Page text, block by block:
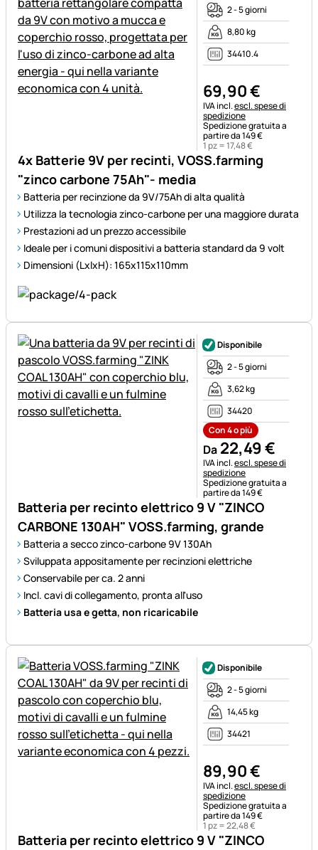
4x Batterie 9V per recinti, VOSS.farming
"zinco carbone 75Ah"- media
Batteria per recinzione da 9V/75Ah di alta qualità
Utilizza la tecnologia zinco-carbone per una maggiore durata
Prestazioni ad un prezzo accessibile
Ideale per i comuni dispositivi a batteria standard da 9 volt
Dimensioni (LxlxH): 165x115x110mm
2 - 5 giorni
8,80 kg
34410.4
69,90€
Informazioni fiscali:
IVA incl.escl. spese di
spedizione
Spedizione gratuita a
partire da 149 €
1 pz =17,48€
Batteria per recinto elettrico 9 V "ZINCO
CARBONE 130AH" VOSS.farming, grande
Batteria a secco zinco-carbone 9V 130Ah
Sviluppata appositamente per recinzioni elettriche
Conservabile per ca. 2 anni
Incl. cavi di collegamento, pronta all'uso
Batteria usa e getta, non ricaricabile
Disponibile
2 - 5 giorni
3,62 kg
34420
Con 4 o più
Da 22,49€
Informazioni fiscali:
IVA incl.escl. spese di
spedizione
Spedizione gratuita a
partire da 149 €
Batteria per recinto elettrico 9 V "ZINCO
Disponibile
2 - 5 giorni
14,45 kg
34421
89,90€
Informazioni fiscali:
IVA incl.escl. spese di
spedizione
Spedizione gratuita a
partire da 149 €
1 pz =22,48€